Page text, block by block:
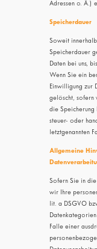
Adressen o. Ä.)
Speicherdauer
Soweit
Speicherdauer
Daten bei uns,
Wenn Sie ein
Einwilligung zur
gelöscht, sofern
die Speicherung
steuer- oder
letztgenannten
Allgemeine
Sofern Sie in
wir Ihre
lit. a DSGVO
Falle einer